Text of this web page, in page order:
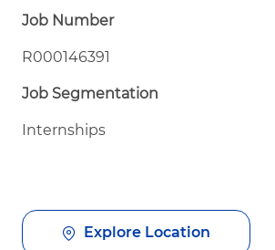
Job Number
R000146391
Job Segmentation
Internships
Explore Location